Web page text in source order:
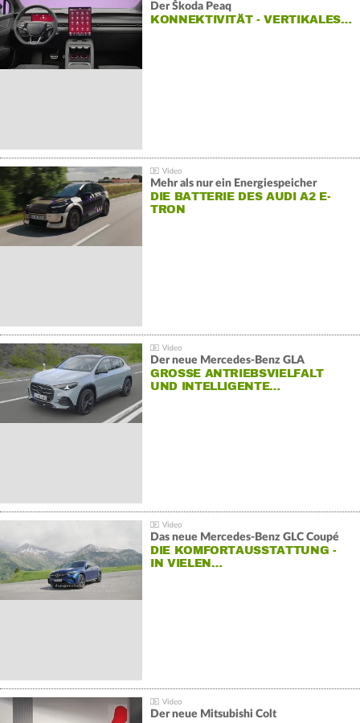
Der Škoda Peaq
KONNEKTIVITÄT - VERTIKALES…
Mehr als nur ein Energiespeicher
DIE BATTERIE DES AUDI A2 E-
TRON
Der neue Mercedes-Benz GLA
GROSSE ANTRIEBSVIELFALT U
ND INTELLIGENTE…
Das neue Mercedes-Benz GLC Coupé
DIE KOMFORTAUSSTATTUNG -
IN VIELEN…
Der neue Mitsubishi Colt